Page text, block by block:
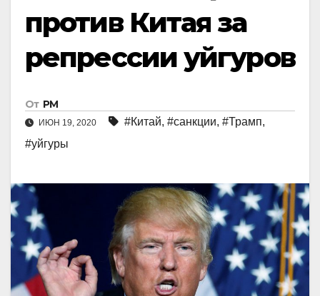
против Китая за
репрессии уйгуров
От РМ
ИЮН 19, 2020 #Китай, #санкции, #Трамп,
#уйгуры